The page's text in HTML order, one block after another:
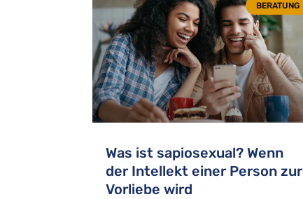
BERATUNG
Was ist sapiosexual? Wenn
der Intellekt einer Person zur
Vorliebe wird